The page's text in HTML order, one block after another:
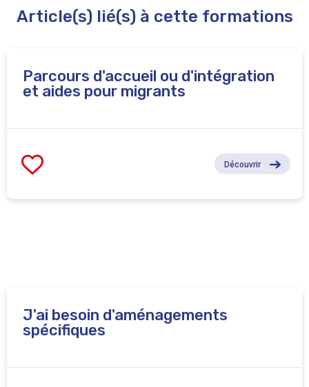
Article(s) lié(s) à cette formations
Parcours d'accueil ou d'intégration
et aides pour migrants
Découvrir
J'ai besoin d'aménagements
spécifiques